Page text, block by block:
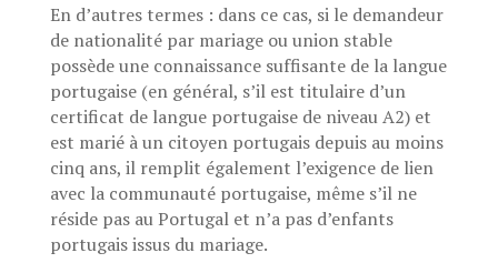
En d’autres termes : dans ce cas, si le demandeur
de nationalité par mariage ou union stable
possède une connaissance suffisante de la langue
portugaise (en général, s’il est titulaire d’un
certificat de langue portugaise de niveau A2) et
est marié à un citoyen portugais depuis au moins
cinq ans, il remplit également l’exigence de lien
avec la communauté portugaise, même s’il ne
réside pas au Portugal et n’a pas d’enfants
portugais issus du mariage.